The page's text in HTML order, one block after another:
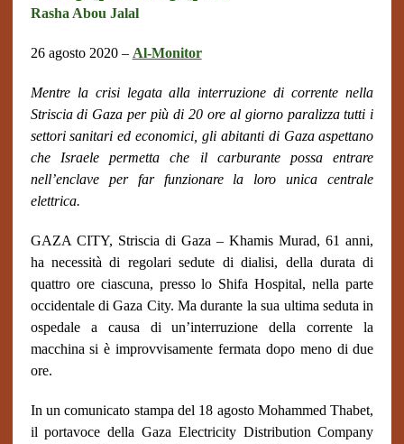
Rasha Abou Jalal
26 agosto 2020 – Al-Monitor
Mentre la crisi legata alla interruzione di corrente nella
Striscia di Gaza per più di 20 ore al giorno paralizza tutti i
settori sanitari ed economici, gli abitanti di Gaza aspettano
che Israele permetta che il carburante possa entrare
nell’enclave per far funzionare la loro unica centrale
elettrica.
GAZA CITY, Striscia di Gaza – Khamis Murad, 61 anni,
ha necessità di regolari sedute di dialisi, della durata di
quattro ore ciascuna, presso lo Shifa Hospital, nella parte
occidentale di Gaza City. Ma durante la sua ultima seduta in
ospedale a causa di un’interruzione della corrente la
macchina si è improvvisamente fermata dopo meno di due
ore.
In un comunicato stampa del 18 agosto Mohammed Thabet,
il portavoce della Gaza Electricity Distribution Company